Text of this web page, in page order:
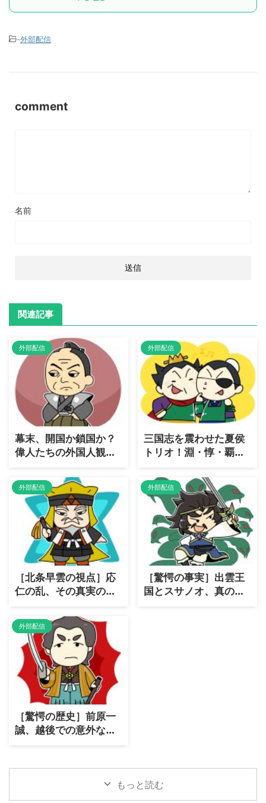
-外部配信
comment
名前
関連記事
外部配信
幕末、開国か鎖国か？
偉人たちの外国人観を
［大解剖］
外部配信
三国志を震わせた夏侯
トリオ！淵・惇・覇、
彼らの［真実に迫る］
外部配信
［北条早雲の視点］応
仁の乱、その真実の背
景とは？
外部配信
［驚愕の事実］出雲王
国とスサノオ、真の
「国盗り物語」！
外部配信
［驚愕の歴史］前原一
誠、越後での意外な善
政とは？
もっと読む